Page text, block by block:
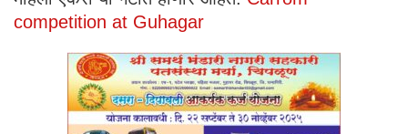
competition at Guhagar